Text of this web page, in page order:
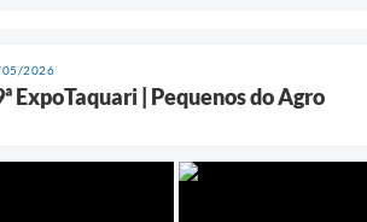
2026
ExpoTaquari | Pequenos do Agro